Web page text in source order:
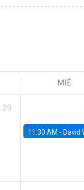
MIÉ
29
11:30 AM - David Weil,